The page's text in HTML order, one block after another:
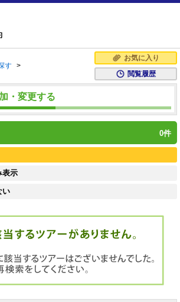
す >
お気に入り
閲覧履歴
・変更する
0件
表示
い